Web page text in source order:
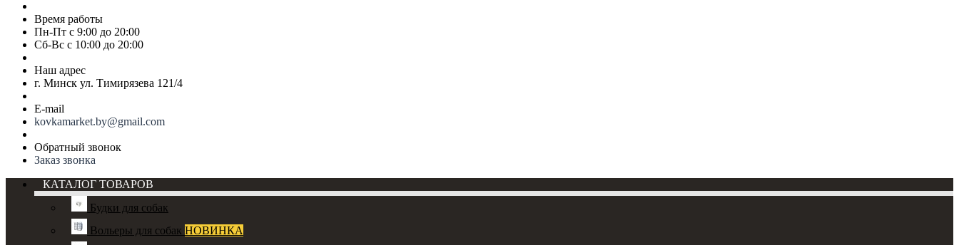
Время работы
Пн-Пт с 9:00 до 20:00
Сб-Вс с 10:00 до 20:00
Наш адрес
г. Минск ул. Тимирязева 121/4
E-mail
kovkamarket.by@gmail.com
Обратный звонок
Заказ звонка
КАТАЛОГ ТОВАРОВ
Будки для собак
Вольеры для собак НОВИНКА